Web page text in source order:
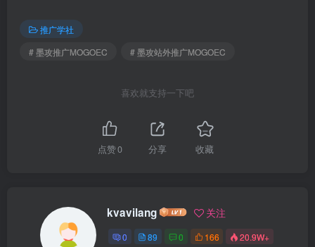
推广学社
# 墨攻推广MOGOEC
# 墨攻站外推广MOGOEC
喜欢就支持一下吧
点赞0 分享 收藏
kvavilang 关注
0 89 0 166 20.9W+